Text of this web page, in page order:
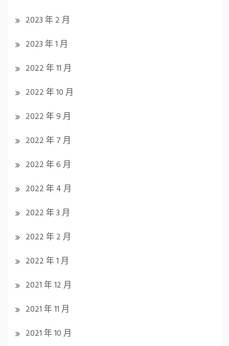
2023 年 2 月
2023 年 1 月
2022 年 11 月
2022 年 10 月
2022 年 9 月
2022 年 7 月
2022 年 6 月
2022 年 4 月
2022 年 3 月
2022 年 2 月
2022 年 1 月
2021 年 12 月
2021 年 11 月
2021 年 10 月